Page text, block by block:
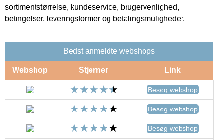
sortimentstørrelse, kundeservice, brugervenlighed,
betingelser, leveringsformer og betalingsmuligheder.
Bedst anmeldte webshops
Webshop Stjerner Link
Besøg webshop
Besøg webshop
Besøg webshop